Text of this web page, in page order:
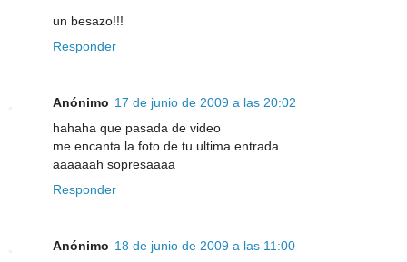
un besazo!!!
Responder
Anónimo 17 de junio de 2009 a las 20:02
hahaha que pasada de video
me encanta la foto de tu ultima entrada
aaaaaah sopresaaaa
Responder
Anónimo 18 de junio de 2009 a las 11:00